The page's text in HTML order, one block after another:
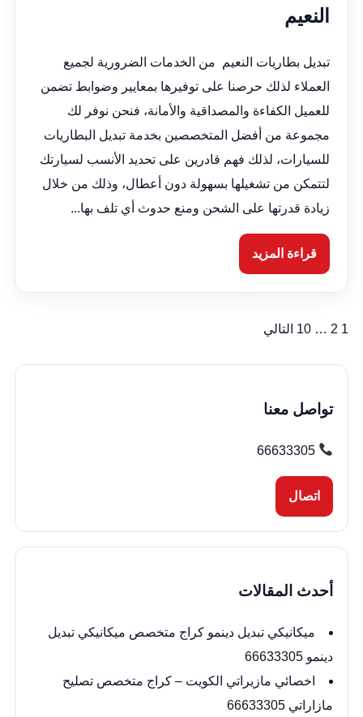
النعيم
تبديل بطاريات النعيم من الخدمات الضرورية لجميع
العملاء لذلك حرصنا على توفيرها بمعايير وضوابط تضمن
للعميل الكفاءة والمصداقية والأمانة، فنحن نوفر لك
مجموعة من أفضل المتخصصين بخدمة تبديل البطاريات
للسيارات، لذلك فهم قادرين على تحديد الأنسب لسيارتك
لتتمكن من تشغيلها بسهولة دون أعطال، وذلك من خلال
زيادة قدرتها على الشحن ومنع حدوث أي تلف بها...
قراءة المزيد
تعدد
صفحات
المقالات
1
2
…
10 التالي
تواصل معنا
66633305
اتصال
أحدث المقالات
ميكانيكي تبديل دينمو كراج متخصص ميكانيكي تبديل
دينمو 66633305
اخصائي مازيراتي الكويت – كراج متخصص تصليح
مازاراتي 66633305